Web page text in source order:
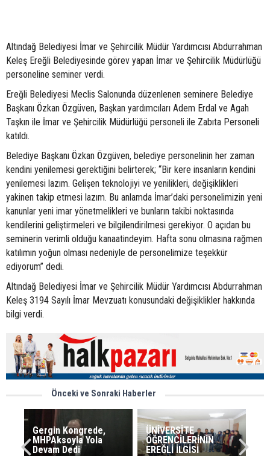
Altındağ Belediyesi İmar ve Şehircilik Müdür Yardımcısı Abdurrahman
Keleş Ereğli Belediyesinde görev yapan İmar ve Şehircilik Müdürlüğü
personeline seminer verdi.
Ereğli Belediyesi Meclis Salonunda düzenlenen seminere Belediye
Başkanı Özkan Özgüven, Başkan yardımcıları Adem Erdal ve Agah
Taşkın ile İmar ve Şehircilik Müdürlüğü personeli ile Zabıta Personeli
katıldı.
Belediye Başkanı Özkan Özgüven, belediye personelinin her zaman
kendini yenilemesi gerektiğini belirterek; “Bir kere insanların kendini
yenilemesi lazım. Gelişen teknolojiyi ve yenilikleri, değişiklikleri
yakinen takip etmesi lazım. Bu anlamda İmar’daki personelimizin yeni
kanunlar yeni imar yönetmelikleri ve bunların takibi noktasında
kendilerini geliştirmeleri ve bilgilendirilmesi gerekiyor. O açıdan bu
seminerin verimli olduğu kanaatindeyim. Hafta sonu olmasına rağmen
katılımın yoğun olması nedeniyle de personelimize teşekkür
ediyorum” dedi.
Altındağ Belediyesi İmar ve Şehircilik Müdür Yardımcısı Abdurrahman
Keleş 3194 Sayılı İmar Mevzuatı konusundaki değişiklikler hakkında
bilgi verdi.
Önceki ve Sonraki Haberler
Gergin Kongrede,
MHPAksoyla Yola
Devam Dedi
ÜNİVERSİTE
ÖĞRENCİLERİNİN
EREĞLİ İLGİSİ